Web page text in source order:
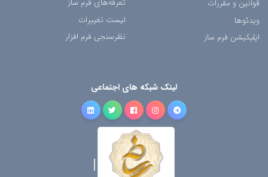
قوانین و مقررات
ویدئوها
اپلیکیشن فرم ساز
تعرفه‌های فرم ساز
لیست تغییرات
نظرسنجی فرم افزار
لینک شبکه های اجتماعی